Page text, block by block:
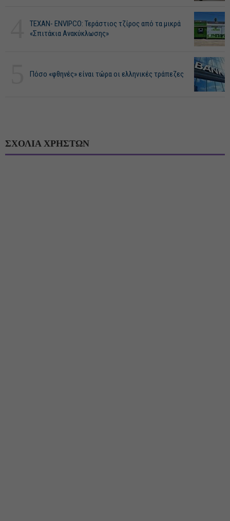
ΤΕΧΑΝ- ENVIPCO: Τεράστιος τζίρος από τα μικρά
«Σπιτάκια Ανακύκλωσης»
Πόσο «φθηνές» είναι τώρα οι ελληνικές τράπεζες
ΣΧΟΛΙΑ ΧΡΗΣΤΩΝ